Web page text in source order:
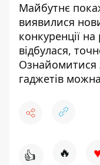
Майбутнє
виявилися
конкуренції
відбулася,
Ознайомитися
гаджетів
👍 🔥